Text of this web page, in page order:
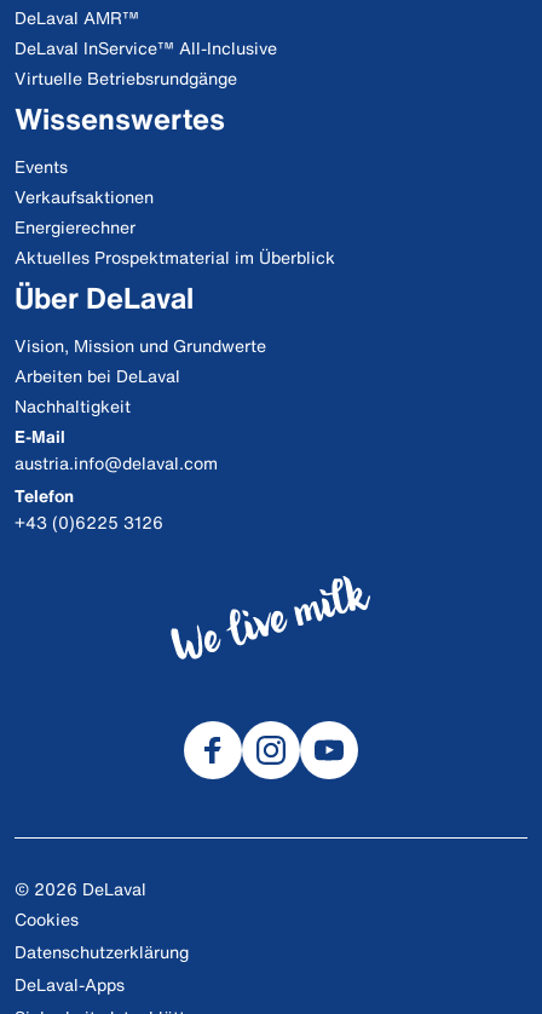
DeLaval AMR™
DeLaval InService™ All-Inclusive
Virtuelle Betriebsrundgänge
Wissenswertes
Events
Verkaufsaktionen
Energierechner
Aktuelles Prospektmaterial im Überblick
Über DeLaval
Vision, Mission und Grundwerte
Arbeiten bei DeLaval
Nachhaltigkeit
E-Mail
austria.info@delaval.com
Telefon
+43 (0)6225 3126
© 2026 DeLaval
Cookies
Datenschutzerklärung
DeLaval-Apps